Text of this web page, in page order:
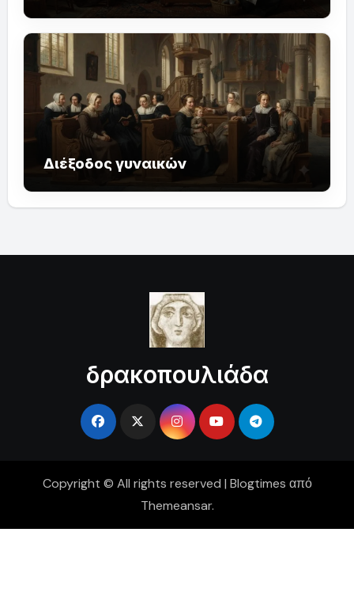
Διέξοδος γυναικών
δρακοπουλιάδα
Copyright © All rights reserved | Blogtimes από
Themeansar.